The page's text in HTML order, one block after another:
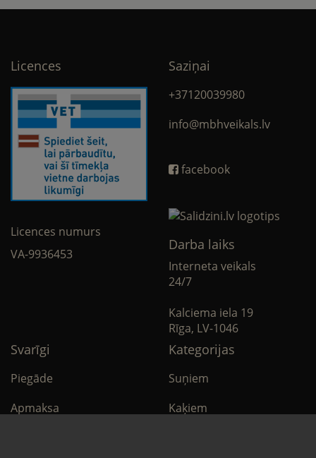
Licences
Licences numurs
VA-9936453
Saziņai
+37120039980
info@mbhveikals.lv
facebook
Darba laiks
Interneta veikals
24/7
Kalciema iela 19
Rīga, LV-1046
Svarīgi
Piegāde
Apmaksa
Kategorijas
Suņiem
Kaķiem